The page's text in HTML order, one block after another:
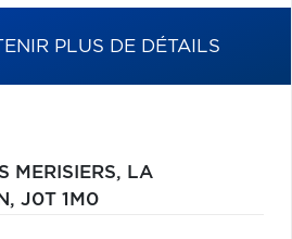
PLUS DE DÉTAILS
MERISIERS, LA
J0T 1M0